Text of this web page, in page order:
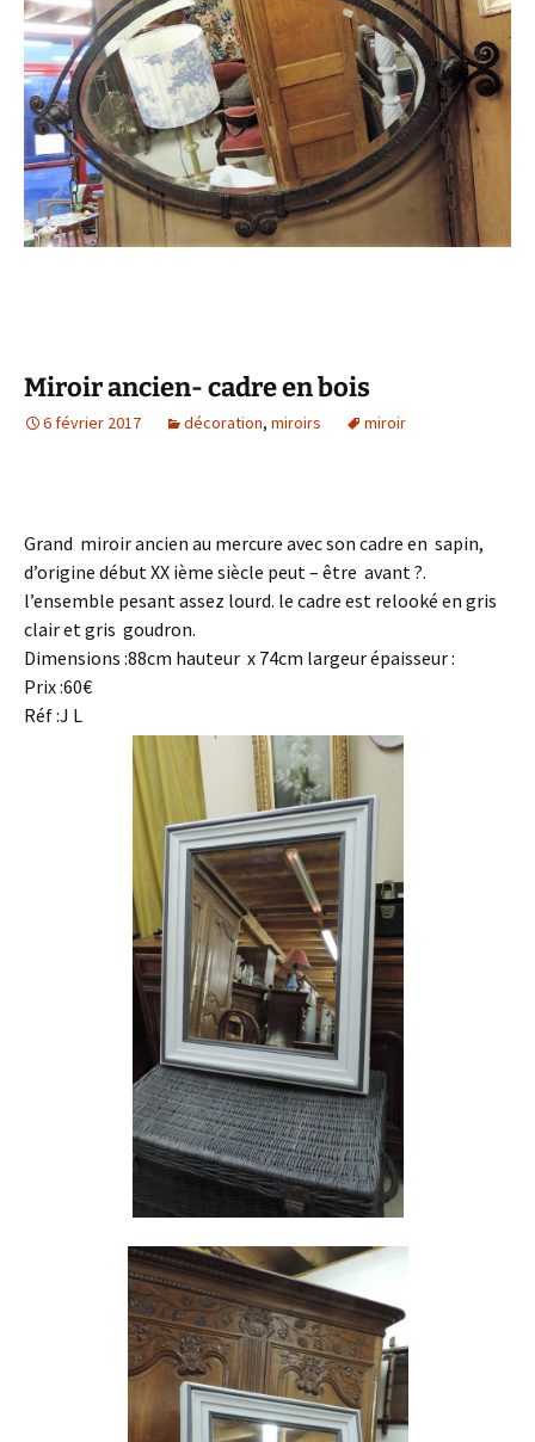
Miroir ancien- cadre en bois
6 février 2017 décoration, miroirs miroir
Grand miroir ancien au mercure avec son cadre en sapin,
d’origine début XX ième siècle peut – être avant ?.
l’ensemble pesant assez lourd. le cadre est relooké en gris
clair et gris goudron.
Dimensions :88cm hauteur x 74cm largeur épaisseur :
Prix :60€
Réf :J L